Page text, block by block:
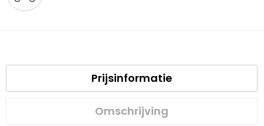
Prijsinformatie
Omschrijving